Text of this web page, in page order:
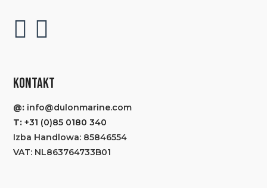
KONTAKT
@: info@dulonmarine.com
T: +31 (0)85 0180 340
Izba Handlowa: 85846554
VAT: NL863764733B01